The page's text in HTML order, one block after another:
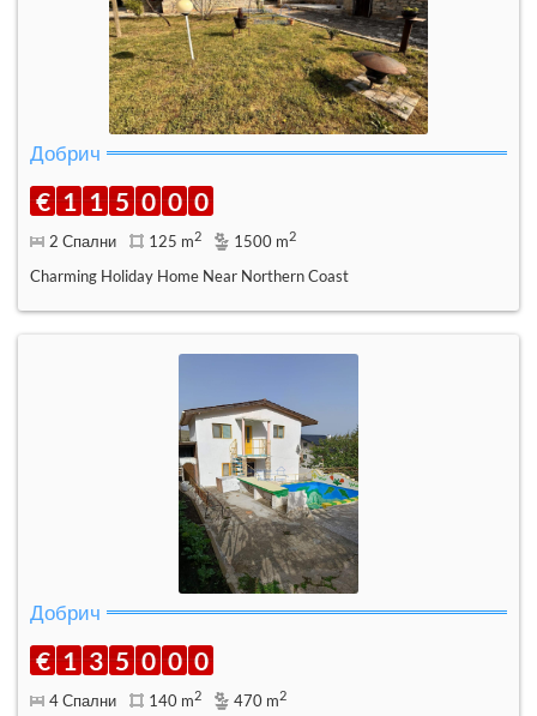
Добрич
€ 1 1 5 0 0 0
2 Спални 125 m2 1500 m2
Charming Holiday Home Near Northern Coast
Добрич
€ 1 3 5 0 0 0
4 Спални 140 m2 470 m2